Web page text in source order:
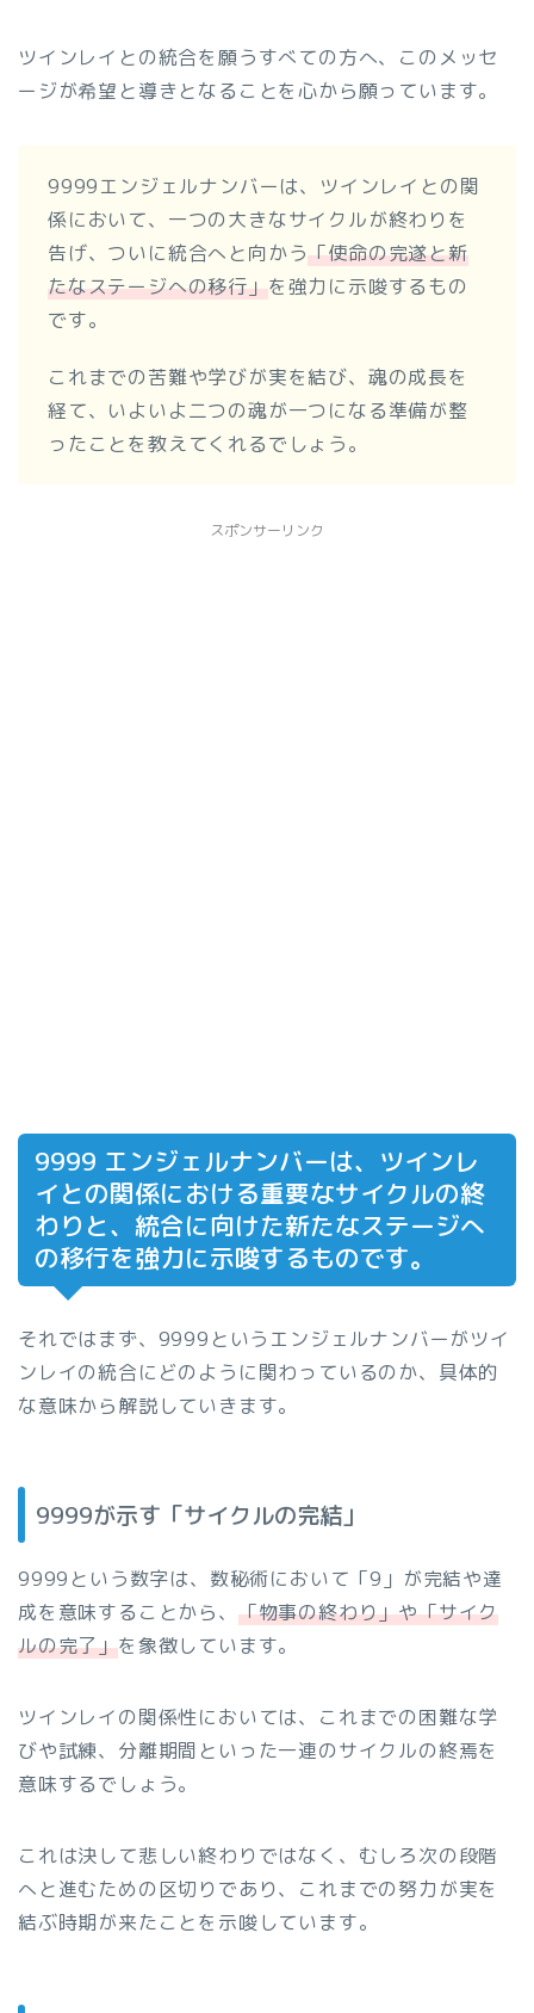
ツインレイとの統合を願うすべての方へ、このメッセ
ージが希望と導きとなることを心から願っています。
9999エンジェルナンバーは、ツインレイとの関
係において、一つの大きなサイクルが終わりを
告げ、ついに統合へと向かう「使命の完遂と新
たなステージへの移行」を強力に示唆するもの
です。
これまでの苦難や学びが実を結び、魂の成長を
経て、いよいよ二つの魂が一つになる準備が整
ったことを教えてくれるでしょう。
スポンサーリンク
9999 エンジェルナンバーは、ツインレ
イとの関係における重要なサイクルの終
わりと、統合に向けた新たなステージへ
の移行を強力に示唆するものです。
それではまず、9999というエンジェルナンバーがツイ
ンレイの統合にどのように関わっているのか、具体的
な意味から解説していきます。
9999が示す「サイクルの完結」
9999という数字は、数秘術において「9」が完結や達
成を意味することから、 「物事の終わり」や「サイク
ルの完了」を象徴しています。
ツインレイの関係性においては、これまでの困難な学
びや試練、分離期間といった一連のサイクルの終焉を
意味するでしょう。
これは決して悲しい終わりではなく、むしろ次の段階
へと進むための区切りであり、これまでの努力が実を
結ぶ時期が来たことを示唆しています。